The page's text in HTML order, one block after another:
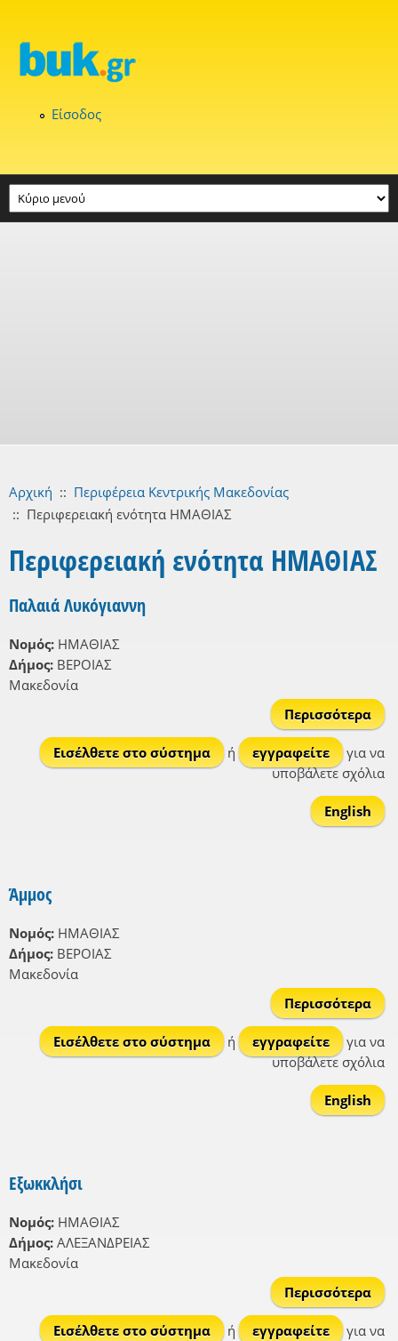
Είσοδος
Αρχική :: Περιφέρεια Κεντρικής Μακεδονίας
:: Περιφερειακή ενότητα ΗΜΑΘΙΑΣ
Περιφερειακή ενότητα ΗΜΑΘΙΑΣ
Παλαιά Λυκόγιαννη
Νομός: ΗΜΑΘΙΑΣ
Δήμος: ΒΕΡΟΙΑΣ
Μακεδονία
Περισσότερα
Εισέλθετε στο σύστημα
ή εγγραφείτε
για να
υποβάλετε σχόλια
English
Άμμος
Νομός: ΗΜΑΘΙΑΣ
Δήμος: ΒΕΡΟΙΑΣ
Μακεδονία
Περισσότερα
Εισέλθετε στο σύστημα
ή εγγραφείτε
για να
υποβάλετε σχόλια
English
Εξωκκλήσι
Νομός: ΗΜΑΘΙΑΣ
Δήμος: ΑΛΕΞΑΝΔΡΕΙΑΣ
Μακεδονία
Περισσότερα
Εισέλθετε στο σύστημα
ή εγγραφείτε
για να